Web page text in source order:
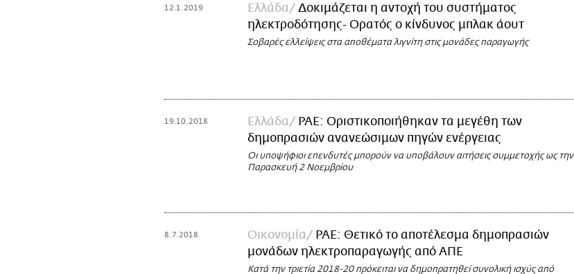
12.1.2019 Ελλάδα
Δοκιμάζεται η αντοχή του συστήματος
ηλεκτροδότησης- Ορατός ο κίνδυνος μπλακ άουτ
Σοβαρές ελλείψεις στα αποθέματα λιγνίτη στις μονάδες παραγωγής
19.10.2018 Ελλάδα
ΡΑΕ: Οριστικοποιήθηκαν τα μεγέθη των
δημοπρασιών ανανεώσιμων πηγών ενέργειας
Οι υποψήφιοι επενδυτές μπορούν να υποβάλουν αιτήσεις συμμετοχής ως την
Παρασκευή 2 Νοεμβρίου
8.7.2018 Οικονομία
ΡΑΕ: Θετικό το αποτέλεσμα δημοπρασιών
μονάδων ηλεκτροπαραγωγής από ΑΠΕ
Κατά την τριετία 2018-20 πρόκειται να δημοπρατηθεί συνολική ισχύς από